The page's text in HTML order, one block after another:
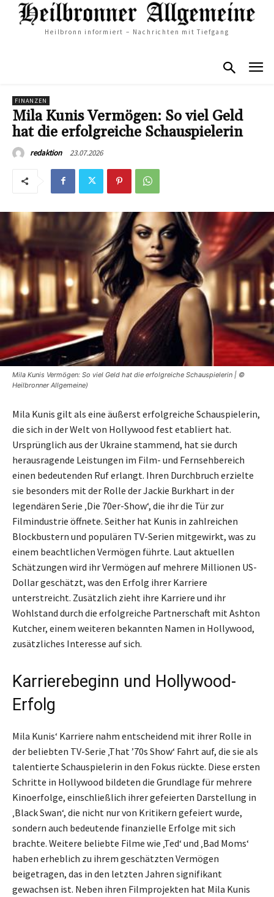
Heilbronn informiert – Nachrichten mit Tiefgang
FINANZEN
Mila Kunis Vermögen: So viel Geld
hat die erfolgreiche Schauspielerin
redaktion 23.07.2026
Mila Kunis Vermögen: So viel Geld hat die erfolgreiche Schauspielerin | ©
Heilbronner Allgemeine)
Mila Kunis gilt als eine äußerst erfolgreiche Schauspielerin,
die sich in der Welt von Hollywood fest etabliert hat.
Ursprünglich aus der Ukraine stammend, hat sie durch
herausragende Leistungen im Film- und Fernsehbereich
einen bedeutenden Ruf erlangt. Ihren Durchbruch erzielte
sie besonders mit der Rolle der Jackie Burkhart in der
legendären Serie ‚Die 70er-Show‘, die ihr die Tür zur
Filmindustrie öffnete. Seither hat Kunis in zahlreichen
Blockbustern und populären TV-Serien mitgewirkt, was zu
einem beachtlichen Vermögen führte. Laut aktuellen
Schätzungen wird ihr Vermögen auf mehrere Millionen US-
Dollar geschätzt, was den Erfolg ihrer Karriere
unterstreicht. Zusätzlich zieht ihre Karriere und ihr
Wohlstand durch die erfolgreiche Partnerschaft mit Ashton
Kutcher, einem weiteren bekannten Namen in Hollywood,
zusätzliches Interesse auf sich.
Karrierebeginn und Hollywood-
Erfolg
Mila Kunis‘ Karriere nahm entscheidend mit ihrer Rolle in
der beliebten TV-Serie ‚That ’70s Show‘ Fahrt auf, die sie als
talentierte Schauspielerin in den Fokus rückte. Diese ersten
Schritte in Hollywood bildeten die Grundlage für mehrere
Kinoerfolge, einschließlich ihrer gefeierten Darstellung in
‚Black Swan‘, die nicht nur von Kritikern gefeiert wurde,
sondern auch bedeutende finanzielle Erfolge mit sich
brachte. Weitere beliebte Filme wie ‚Ted‘ und ‚Bad Moms‘
haben erheblich zu ihrem geschätzten Vermögen
beigetragen, das in den letzten Jahren signifikant
gewachsen ist. Neben ihren Filmprojekten hat Mila Kunis